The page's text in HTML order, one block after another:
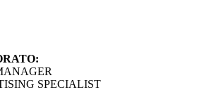
SPECIALIST